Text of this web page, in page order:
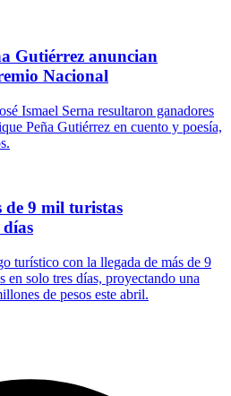
Gutiérrez anuncian
Nacional
Ismael Serna resultaron ganadores
Peña Gutiérrez en cuento y poesía,
de 9 mil turistas
turístico con la llegada de más de 9
en solo tres días, proyectando una
de pesos este abril.